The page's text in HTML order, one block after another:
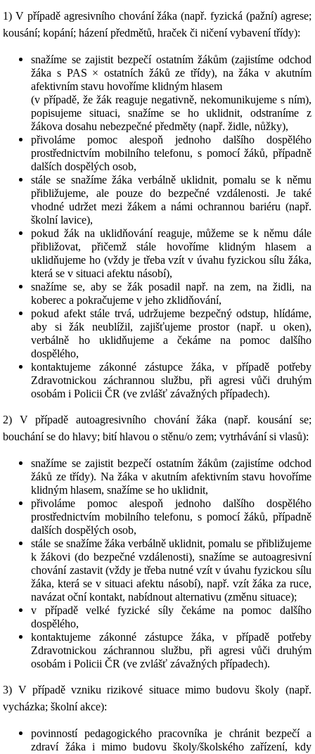
1) V případě agresivního chování žáka (např. fyzická (pažní) agrese;
kousání; kopání; házení předmětů, hraček či ničení vybavení třídy):
snažíme se zajistit bezpečí ostatním žákům (zajistíme odchod
žáka s PAS × ostatních žáků ze třídy), na žáka v akutním
afektivním stavu hovoříme klidným hlasem
(v případě, že žák reaguje negativně, nekomunikujeme s ním),
popisujeme situaci, snažíme se ho uklidnit, odstraníme z
žákova dosahu nebezpečné předměty (např. židle, nůžky),
přivoláme pomoc alespoň jednoho dalšího dospělého
prostřednictvím mobilního telefonu, s pomocí žáků, případně
dalších dospělých osob,
stále se snažíme žáka verbálně uklidnit, pomalu se k němu
přibližujeme, ale pouze do bezpečné vzdálenosti. Je také
vhodné udržet mezi žákem a námi ochrannou bariéru (např.
školní lavice),
pokud žák na uklidňování reaguje, můžeme se k němu dále
přibližovat, přičemž stále hovoříme klidným hlasem a
uklidňujeme ho (vždy je třeba vzít v úvahu fyzickou sílu žáka,
která se v situaci afektu násobí),
snažíme se, aby se žák posadil např. na zem, na židli, na
koberec a pokračujeme v jeho zklidňování,
pokud afekt stále trvá, udržujeme bezpečný odstup, hlídáme,
aby si žák neublížil, zajišťujeme prostor (např. u oken),
verbálně ho uklidňujeme a čekáme na pomoc dalšího
dospělého,
kontaktujeme zákonné zástupce žáka, v případě potřeby
Zdravotnickou záchrannou službu, při agresi vůči druhým
osobám i Policii ČR (ve zvlášť závažných případech).
2) V případě autoagresivního chování žáka (např. kousání se;
bouchání se do hlavy; bití hlavou o stěnu/o zem; vytrhávání si vlasů):
snažíme se zajistit bezpečí ostatním žákům (zajistíme odchod
žáků ze třídy). Na žáka v akutním afektivním stavu hovoříme
klidným hlasem, snažíme se ho uklidnit,
přivoláme pomoc alespoň jednoho dalšího dospělého
prostřednictvím mobilního telefonu, s pomocí žáků, případně
dalších dospělých osob,
stále se snažíme žáka verbálně uklidnit, pomalu se přibližujeme
k žákovi (do bezpečné vzdálenosti), snažíme se autoagresivní
chování zastavit (vždy je třeba nutné vzít v úvahu fyzickou sílu
žáka, která se v situaci afektu násobí), např. vzít žáka za ruce,
navázat oční kontakt, nabídnout alternativu (změnu situace);
v případě velké fyzické síly čekáme na pomoc dalšího
dospělého,
kontaktujeme zákonné zástupce žáka, v případě potřeby
Zdravotnickou záchrannou službu, při agresi vůči druhým
osobám i Policii ČR (ve zvlášť závažných případech).
3) V případě vzniku rizikové situace mimo budovu školy (např.
vycházka; školní akce):
povinností pedagogického pracovníka je chránit bezpečí a
zdraví žáka i mimo budovu školy/školského zařízení, kdy